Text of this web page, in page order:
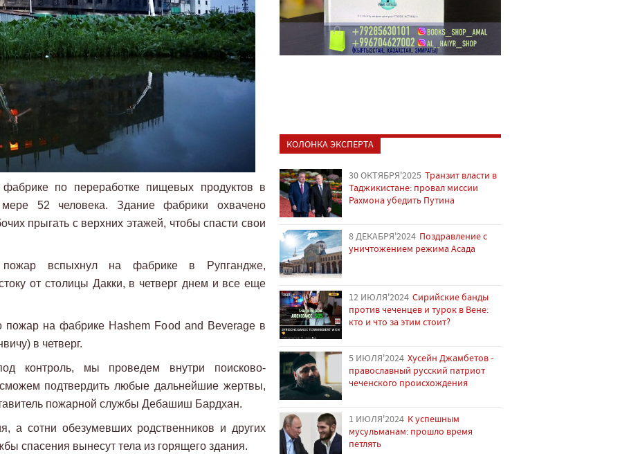
по переработке пищевых продуктов в
52 человека. Здание фабрики охвачено
прыгать с верхних этажей, чтобы спасти свои
вспыхнул на фабрике в Рупгандже,
от столицы Дакки, в четверг днем и все еще
пожар на фабрике Hashem Food and Beverage в
в четверг.
контроль, мы проведем внутри поисково-
подтвердить любые дальнейшие жертвы,
пожарной службы Дебашиш Бардхан.
а сотни обезумевших родственников и других
спасения вынесут тела из горящего здания.
КОЛОНКА ЭКСПЕРТА
30 ОКТЯБРЯ'2025 Транзит власти в
Таджикистане: провал миссии
Рахмона убедить Путина
8 ДЕКАБРЯ'2024 Поздравление с
уничтожением режима Асада
12 ИЮЛЯ'2024 Сирийские банды
против чеченцев и турок в Вене:
кто и что за этим стоит?
5 ИЮЛЯ'2024 Хусейн Джамбетов -
православный русский патриот
чеченского происхождения
1 ИЮЛЯ'2024 К успешным
мусульманам: прошло время
петлять